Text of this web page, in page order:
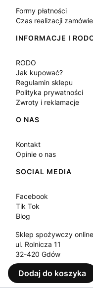
Formy płatności
Czas realizacji
INFORMACJE I
RODO
Jak kupować?
Regulamin sklepu
Polityka prywatności
Zwroty i reklamacje
O NAS
Kontakt
Opinie o nas
SOCIAL MEDIA
Facebook
Tik Tok
Blog
Sklep spożywczy
ul. Rolnicza 11
32-420 Gdów
Tel.+48 573 330 911
e-mail:
Dodaj do koszyka